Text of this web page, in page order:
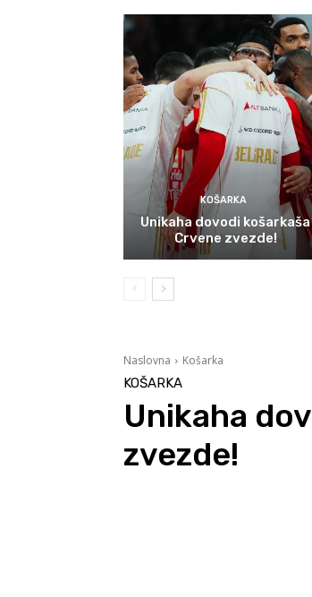
KOŠARKA
Unikaha dovodi košarkaša
Crvene zvezde!